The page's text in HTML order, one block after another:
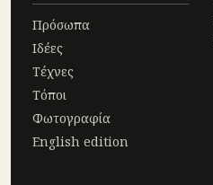
Πρόσωπα
Ιδέες
Τέχνες
Τόποι
Φωτογραφία
English edition